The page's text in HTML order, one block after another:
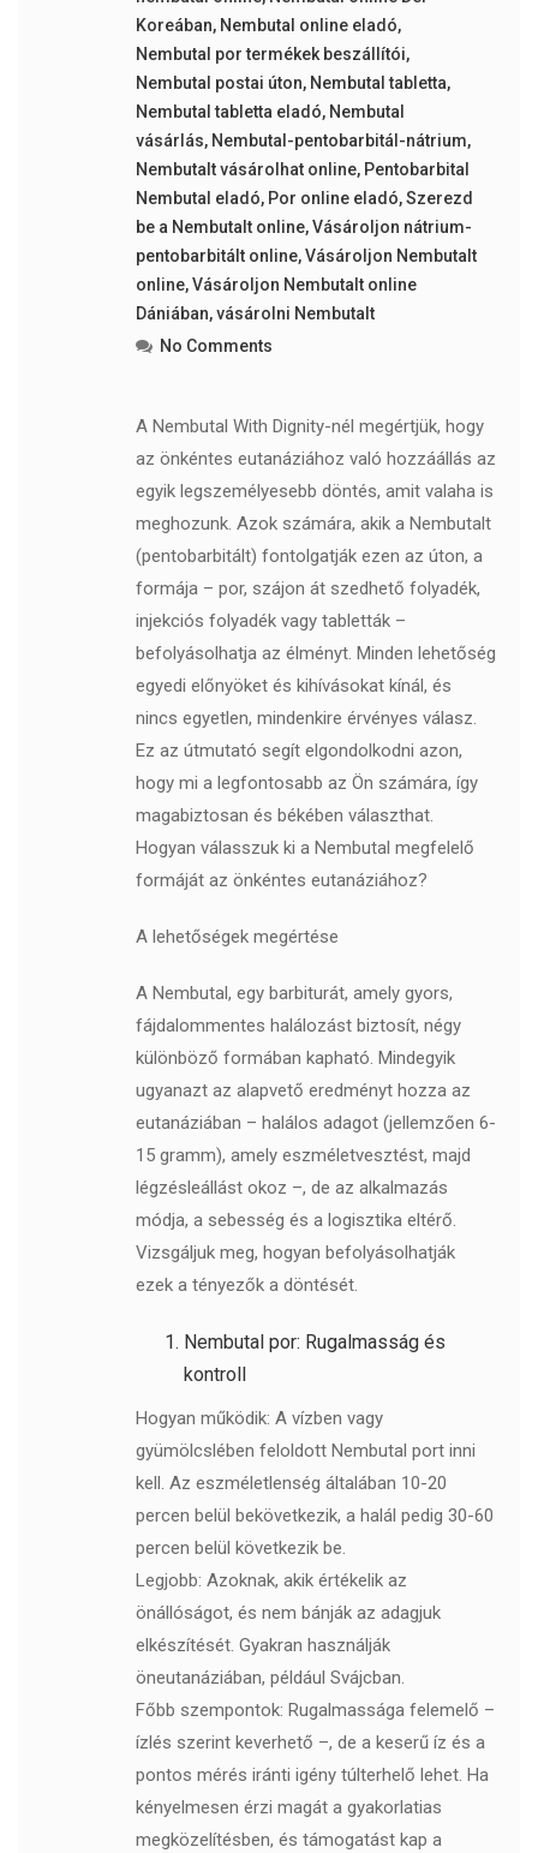
Koreában, Nembutal online eladó,
Nembutal por termékek beszállítói,
Nembutal postai úton, Nembutal tabletta,
Nembutal tabletta eladó, Nembutal
vásárlás, Nembutal-pentobarbitál-nátrium,
Nembutalt vásárolhat online, Pentobarbital
Nembutal eladó, Por online eladó,Szerezd
be a Nembutalt online,Vásároljon nátrium-
pentobarbitált online,Vásároljon Nembutalt
online,Vásároljon Nembutalt online
Dániában,vásárolni Nembutalt
No Comments
A Nembutal With Dignity-nél megértjük, hogy
az önkéntes eutanáziához való hozzáállás az
egyik legszemélyesebb döntés, amit valaha is
meghozunk. Azok számára, akik a Nembutalt
(pentobarbitált) fontolgatják ezen az úton, a
formája – por, szájon át szedhető folyadék,
injekciós folyadék vagy tabletták –
befolyásolhatja az élményt. Minden lehetőség
egyedi előnyöket és kihívásokat kínál, és
nincs egyetlen, mindenkire érvényes válasz.
Ez az útmutató segít elgondolkodni azon,
hogy mi a legfontosabb az Ön számára, így
magabiztosan és békében választhat.
Hogyan válasszuk ki a Nembutal megfelelő
formáját az önkéntes eutanáziához?
A lehetőségek megértése
A Nembutal, egy barbiturát, amely gyors,
fájdalommentes halálozást biztosít, négy
különböző formában kapható. Mindegyik
ugyanazt az alapvető eredményt hozza az
eutanáziában – halálos adagot (jellemzően 6-
15 gramm), amely eszméletvesztést, majd
légzésleállást okoz –, de az alkalmazás
módja, a sebesség és a logisztika eltérő.
Vizsgáljuk meg, hogyan befolyásolhatják
ezek a tényezők a döntését.
Nembutal por: Rugalmasság és
kontroll
Hogyan működik: A vízben vagy
gyümölcslében feloldott Nembutal port inni
kell. Az eszméletlenség általában 10-20
percen belül bekövetkezik, a halál pedig 30-60
percen belül következik be.
Legjobb: Azoknak, akik értékelik az
önállóságot, és nem bánják az adagjuk
elkészítését. Gyakran használják
öneutanáziában, például Svájcban.
Főbb szempontok: Rugalmassága felemelő –
ízlés szerint keverhető –, de a keserű íz és a
pontos mérés iránti igény túlterhelő lehet. Ha
kényelmesen érzi magát a gyakorlatias
megközelítésben, és támogatást kap a